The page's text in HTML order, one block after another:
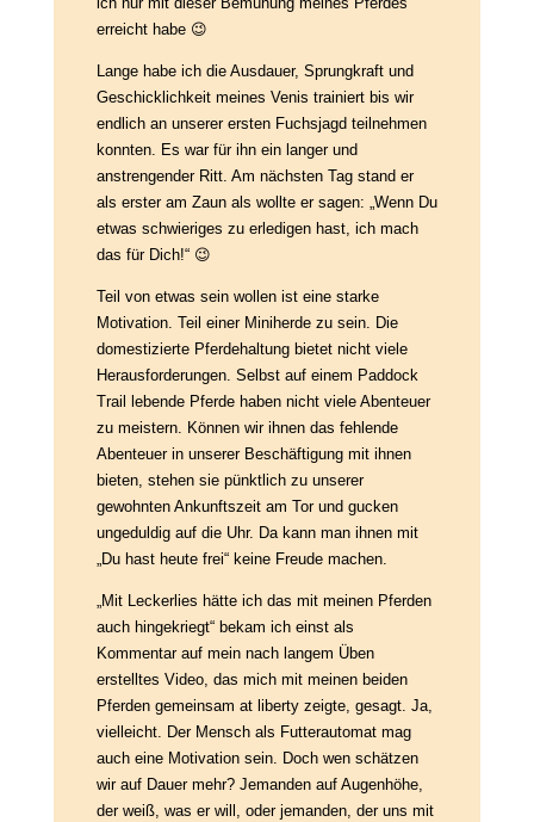
erreicht habe 😉
Lange habe ich die Ausdauer, Sprungkraft und
Geschicklichkeit meines Venis trainiert bis wir
endlich an unserer ersten Fuchsjagd teilnehmen
konnten. Es war für ihn ein langer und
anstrengender Ritt. Am nächsten Tag stand er
als erster am Zaun als wollte er sagen: „Wenn Du
etwas schwieriges zu erledigen hast, ich mach
das für Dich!“ 😉
Teil von etwas sein wollen ist eine starke
Motivation. Teil einer Miniherde zu sein. Die
domestizierte Pferdehaltung bietet nicht viele
Herausforderungen. Selbst auf einem Paddock
Trail lebende Pferde haben nicht viele Abenteuer
zu meistern. Können wir ihnen das fehlende
Abenteuer in unserer Beschäftigung mit ihnen
bieten, stehen sie pünktlich zu unserer
gewohnten Ankunftszeit am Tor und gucken
ungeduldig auf die Uhr. Da kann man ihnen mit
„Du hast heute frei“ keine Freude machen.
„Mit Leckerlies hätte ich das mit meinen Pferden
auch hingekriegt“ bekam ich einst als
Kommentar auf mein nach langem Üben
erstelltes Video, das mich mit meinen beiden
Pferden gemeinsam at liberty zeigte, gesagt. Ja,
vielleicht. Der Mensch als Futterautomat mag
auch eine Motivation sein. Doch wen schätzen
wir auf Dauer mehr? Jemanden auf Augenhöhe,
der weiß, was er will, oder jemanden, der uns mit